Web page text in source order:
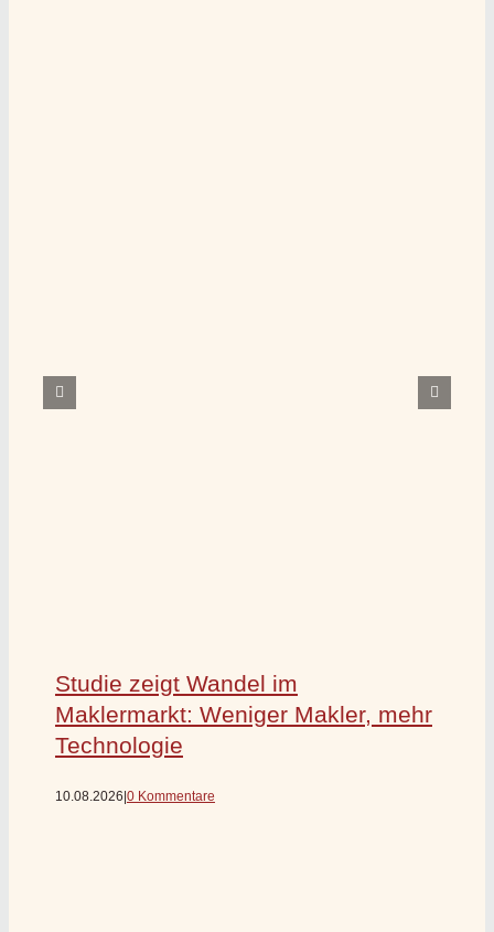
Studie zeigt Wandel im
Maklermarkt: Weniger Makler, mehr
Technologie
10.08.2026 0 Kommentare